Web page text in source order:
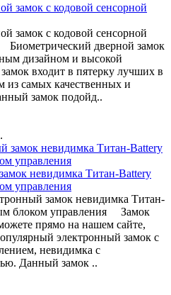
замок с кодовой сенсорной
замок с кодовой сенсорной
дверной замок
дизайном и высокой
входит в пятерку лучших в
из самых качественных и
замок подойд..
невидимка Титан-Battery
управления
замок невидимка Титан-
блоком управления Замок
прямо на нашем сайте,
электронный замок с
невидимка с
Данный замок ..